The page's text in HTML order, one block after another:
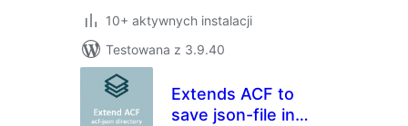
10+ aktywnych instalacji
Testowana z 3.9.40
Extends ACF to
save json-file in